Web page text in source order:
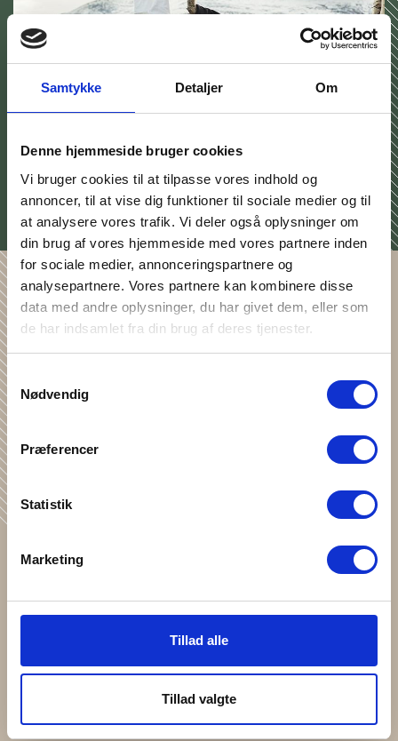
Samtykke Detaljer Om
Denne hjemmeside bruger cookies
Vi bruger cookies til at tilpasse vores indhold og
annoncer, til at vise dig funktioner til sociale medier og til
at analysere vores trafik. Vi deler også oplysninger om
din brug af vores hjemmeside med vores partnere inden
for sociale medier, annonceringspartnere og
analysepartnere. Vores partnere kan kombinere disse
data med andre oplysninger, du har givet dem, eller som
de har indsamlet fra din brug af deres tjenester.
Samtykkevalg
Nødvendig
Præferencer
Statistik
Marketing
Tillad alle
Tillad valgte
von Viskosefasern. Es ist gar nicht so einfach zu erklären, welche
Faser (wie Wolle und Baumwolle), allerdings handelt es sich auch